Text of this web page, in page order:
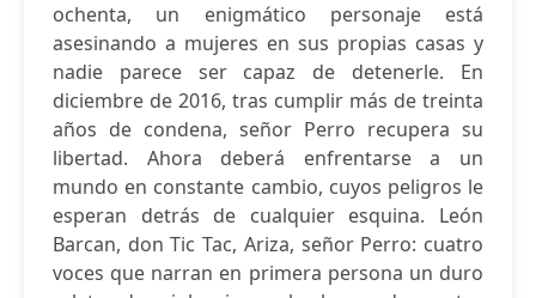
ochenta, un enigmático personaje está
asesinando a mujeres en sus propias casas y
nadie parece ser capaz de detenerle. En
diciembre de 2016, tras cumplir más de treinta
años de condena, señor Perro recupera su
libertad. Ahora deberá enfrentarse a un
mundo en constante cambio, cuyos peligros le
esperan detrás de cualquier esquina. León
Barcan, don Tic Tac, Ariza, señor Perro: cuatro
voces que narran en primera persona un duro